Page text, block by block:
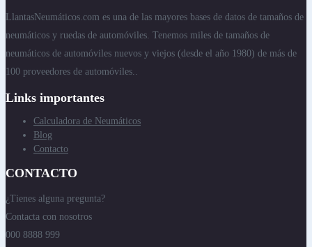
LlantasNeumáticos.com es una de las mayores bases de datos de tamaños de
neumáticos y ruedas de automóviles. Tenemos miles de tamaños de
neumáticos de automóviles nuevos y viejos (desde el año 1980) de más de
100 proveedores de automóviles..
Links importantes
Calculadora de Neumáticos
Blog
Contacto
CONTACTO
¿Tienes alguna pregunta?
Contacta con nosotros
000 8888 999